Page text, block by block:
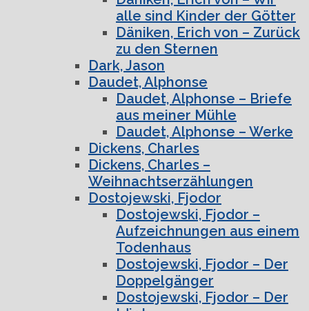
alle sind Kinder der Götter
Däniken, Erich von – Zurück
zu den Sternen
Dark, Jason
Daudet, Alphonse
Daudet, Alphonse – Briefe
aus meiner Mühle
Daudet, Alphonse – Werke
Dickens, Charles
Dickens, Charles –
Weihnachtserzählungen
Dostojewski, Fjodor
Dostojewski, Fjodor –
Aufzeichnungen aus einem
Todenhaus
Dostojewski, Fjodor – Der
Doppelgänger
Dostojewski, Fjodor – Der